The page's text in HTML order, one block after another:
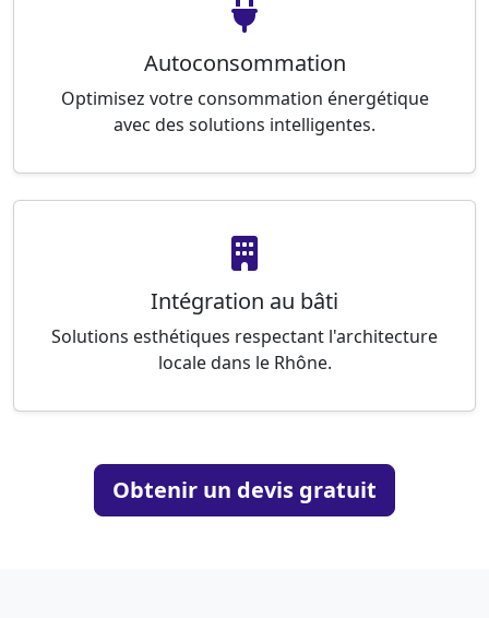
Autoconsommation
Optimisez votre consommation énergétique
avec des solutions intelligentes.
Intégration au bâti
Solutions esthétiques respectant l'architecture
locale dans le Rhône.
Obtenir un devis gratuit